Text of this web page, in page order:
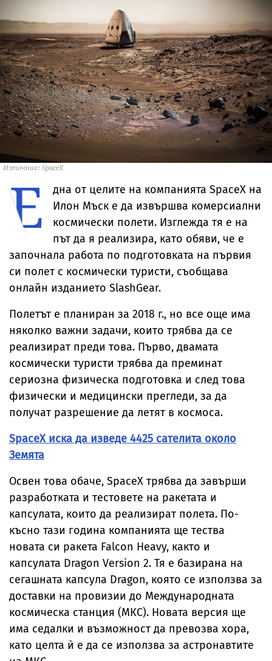
Източник: SpaceX
Е
дна от целите на компанията SpaceX на
Илон Мъск е да извършва комерсиални
космически полети. Изглежда тя е на
път да я реализира, като обяви, че е
започнала работа по подготовката на първия
си полет с космически туристи, съобщава
онлайн изданието SlashGear.
Полетът е планиран за 2018 г., но все още има
няколко важни задачи, които трябва да се
реализират преди това. Първо, двамата
космически туристи трябва да преминат
сериозна физическа подготовка и след това
физически и медицински прегледи, за да
получат разрешение да летят в космоса.
SpaceX иска да изведе 4425 сателита около
Земята
Освен това обаче, SpaceX трябва да завърши
разработката и тестовете на ракетата и
капсулата, които да реализират полета. По-
късно тази година компанията ще тества
новата си ракета Falcon Heavy, както и
капсулата Dragon Version 2. Тя е базирана на
сегашната капсула Dragon, която се използва за
доставки на провизии до Международната
космическа станция (МКС). Новата версия ще
има седалки и възможност да превозва хора,
като целта ѝ е да се използва за астронавтите